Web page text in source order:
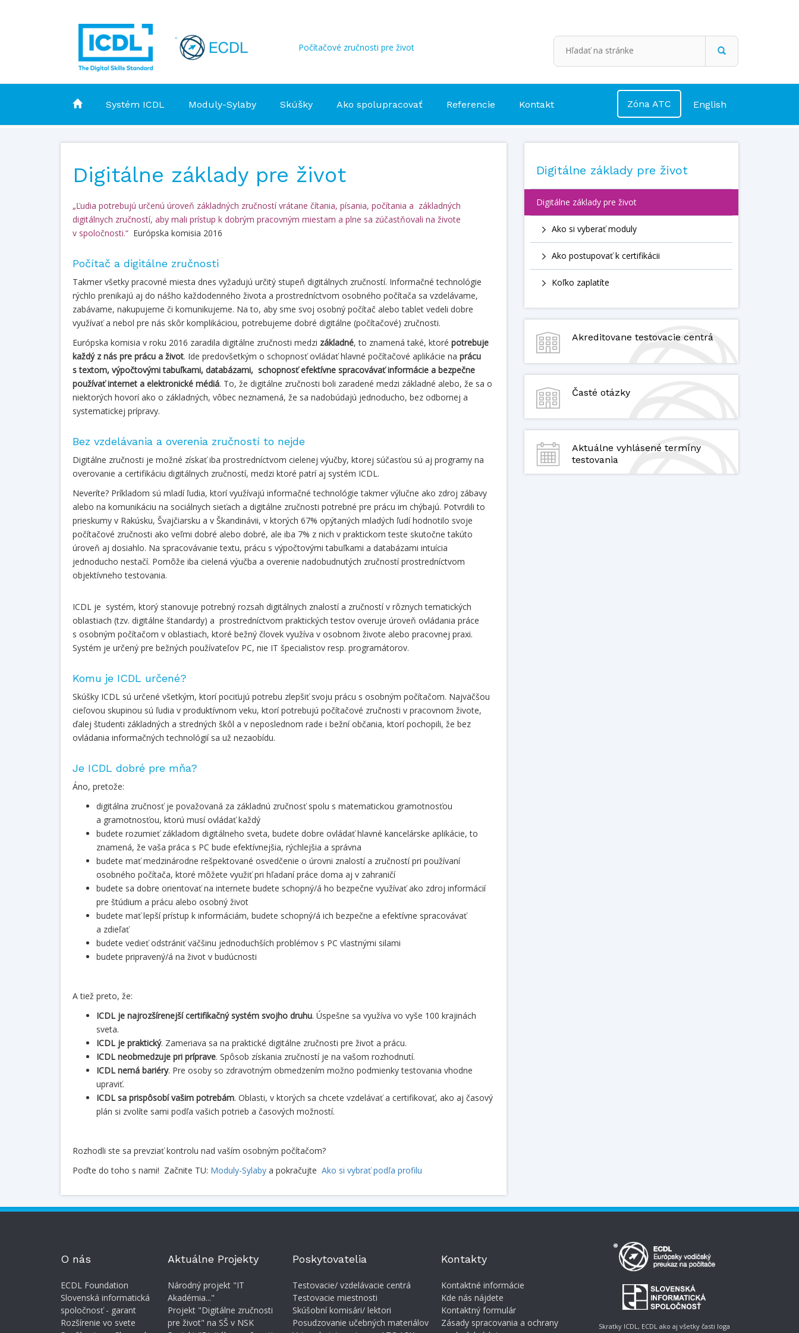
Počítačové zručnosti pre život
Systém ICDL Moduly-Sylaby Skúšky Ako spolupracovať Referencie Kontakt English
Zóna ATC
Digitálne základy pre život
„Ľudia potrebujú určenú úroveň základných zručností vrátane čítania, písania, počítania a základných
digitálnych zručností, aby mali prístup k dobrým pracovným miestam a plne sa zúčastňovali na živote
v spoločnosti.“ Európska komisia 2016
Počítač a digitálne zručnosti
Takmer všetky pracovné miesta dnes vyžadujú určitý stupeň digitálnych zručností. Informačné technológie
rýchlo prenikajú aj do nášho každodenného života a prostredníctvom osobného počítača sa vzdelávame,
zabávame, nakupujeme či komunikujeme. Na to, aby sme svoj osobný počítač alebo tablet vedeli dobre
využívať a nebol pre nás skôr komplikáciou, potrebujeme dobré digitálne (počítačové) zručnosti.
Európska komisia v roku 2016 zaradila digitálne zručnosti medzi základné, to znamená také, ktoré potrebuje
každý z nás pre prácu a život. Ide predovšetkým o schopnosť ovládať hlavné počítačové aplikácie na prácu
s textom, výpočtovými tabuľkami, databázami, schopnosť efektívne spracovávať informácie a bezpečne
používať internet a elektronické médiá. To, že digitálne zručnosti boli zaradené medzi základné alebo, že sa o
niektorých hovorí ako o základných, vôbec neznamená, že sa nadobúdajú jednoducho, bez odbornej a
systematickej prípravy.
Bez vzdelávania a overenia zručností to nejde
Digitálne zručnosti je možné získať iba prostredníctvom cielenej výučby, ktorej súčasťou sú aj programy na
overovanie a certifikáciu digitálnych zručností, medzi ktoré patrí aj systém ICDL.
Neveríte? Príkladom sú mladí ľudia, ktorí využívajú informačné technológie takmer výlučne ako zdroj zábavy
alebo na komunikáciu na sociálnych sieťach a digitálne zručnosti potrebné pre prácu im chýbajú. Potvrdili to
prieskumy v Rakúsku, Švajčiarsku a v Škandinávii, v ktorých 67% opýtaných mladých ľudí hodnotilo svoje
počítačové zručnosti ako veľmi dobré alebo dobré, ale iba 7% z nich v praktickom teste skutočne takúto
úroveň aj dosiahlo. Na spracovávanie textu, prácu s výpočtovými tabuľkami a databázami intuícia
jednoducho nestačí. Pomôže iba cielená výučba a overenie nadobudnutých zručností prostredníctvom
objektívneho testovania.
ICDL je systém, ktorý stanovuje potrebný rozsah digitálnych znalostí a zručností v rôznych tematických
oblastiach (tzv. digitálne štandardy) a prostredníctvom praktických testov overuje úroveň ovládania práce
s osobným počítačom v oblastiach, ktoré bežný človek využíva v osobnom živote alebo pracovnej praxi.
Systém je určený pre bežných používateľov PC, nie IT špecialistov resp. programátorov.
Komu je ICDL určené?
Skúšky ICDL sú určené všetkým, ktorí pociťujú potrebu zlepšiť svoju prácu s osobným počítačom. Najväčšou
cieľovou skupinou sú ľudia v produktívnom veku, ktorí potrebujú počítačové zručnosti v pracovnom živote,
ďalej študenti základných a stredných škôl a v neposlednom rade i bežní občania, ktorí pochopili, že bez
ovládania informačných technológií sa už nezaobídu.
Je ICDL dobré pre mňa?
Áno, pretože:
digitálna zručnosť je považovaná za základnú zručnosť spolu s matematickou gramotnosťou
a gramotnosťou, ktorú musí ovládať každý
budete rozumieť základom digitálneho sveta, budete dobre ovládať hlavné kancelárske aplikácie, to
znamená, že vaša práca s PC bude efektívnejšia, rýchlejšia a správna
budete mať medzinárodne rešpektované osvedčenie o úrovni znalostí a zručností pri používaní
osobného počítača, ktoré môžete využiť pri hľadaní práce doma aj v zahraničí
budete sa dobre orientovať na internete budete schopný/á ho bezpečne využívať ako zdroj informácií
pre štúdium a prácu alebo osobný život
budete mať lepší prístup k informáciám, budete schopný/á ich bezpečne a efektívne spracovávať
a zdieľať
budete vedieť odstrániť väčšinu jednoduchších problémov s PC vlastnými silami
budete pripravený/á na život v budúcnosti
A tiež preto, že:
ICDL je najrozšírenejší certifikačný systém svojho druhu. Úspešne sa využíva vo vyše 100 krajinách
sveta.
ICDL je praktický. Zameriava sa na praktické digitálne zručnosti pre život a prácu.
ICDL neobmedzuje pri príprave. Spôsob získania zručností je na vašom rozhodnutí.
ICDL nemá bariéry. Pre osoby so zdravotným obmedzením možno podmienky testovania vhodne
upraviť.
ICDL sa prispôsobí vašim potrebám. Oblasti, v ktorých sa chcete vzdelávať a certifikovať, ako aj časový
plán si zvolíte sami podľa vašich potrieb a časových možností.
Rozhodli ste sa prevziať kontrolu nad vaším osobným počítačom?
Poďte do toho s nami! Začnite TU: Moduly-Sylaby a pokračujte Ako si vybrať podľa profilu
Digitálne základy pre život
Digitálne základy pre život
Ako si vyberať moduly
Ako postupovať k certifikácii
Koľko zaplatíte
Akreditovane testovacie centrá
Časté otázky
Aktuálne vyhlásené termíny
testovania
O nás
ECDL Foundation
Slovenská informatická
spoločnosť - garant
Rozšírenie vo svete
Aktuálne Projekty
Národný projekt "IT
Akadémia..."
Projekt "Digitálne zručnosti
pre život" na SŠ v NSK
Poskytovatelia
Testovacie/ vzdelávacie centrá
Testovacie miestnosti
Skúšobní komisári/ lektori
Posudzovanie učebných materiálov
Kontakty
Kontaktné informácie
Kde nás nájdete
Kontaktný formulár
Zásady spracovania a ochrany
Skratky ICDL, ECDL ako aj všetky časti loga